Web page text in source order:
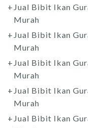
Jual Bibit Ikan
Murah
Jual Bibit Ikan
Murah
Jual Bibit Ikan
Murah
Jual Bibit Ikan
Murah
Jual Bibit Ikan